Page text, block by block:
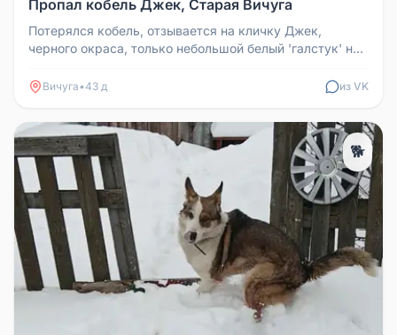
Пропал кобель Джек, Старая Вичуга
Потерялся кобель, отзывается на кличку Джек,
черного окраса, только небольшой белый 'галстук' на
Вичуга•43 д из VK
🐕